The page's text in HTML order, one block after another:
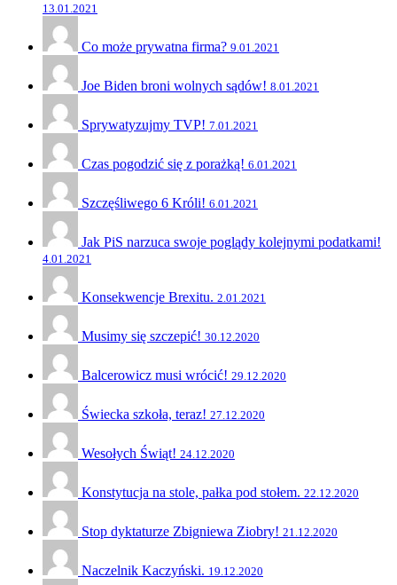
13.01.2021
Co może prywatna firma? 9.01.2021
Joe Biden broni wolnych sądów! 8.01.2021
Sprywatyzujmy TVP! 7.01.2021
Czas pogodzić się z porażką! 6.01.2021
Szczęśliwego 6 Króli! 6.01.2021
Jak PiS narzuca swoje poglądy kolejnymi podatkami!
4.01.2021
Konsekwencje Brexitu. 2.01.2021
Musimy się szczepić! 30.12.2020
Balcerowicz musi wrócić! 29.12.2020
Świecka szkoła, teraz! 27.12.2020
Wesołych Świąt! 24.12.2020
Konstytucja na stole, pałka pod stołem. 22.12.2020
Stop dyktaturze Zbigniewa Ziobry! 21.12.2020
Naczelnik Kaczyński. 19.12.2020